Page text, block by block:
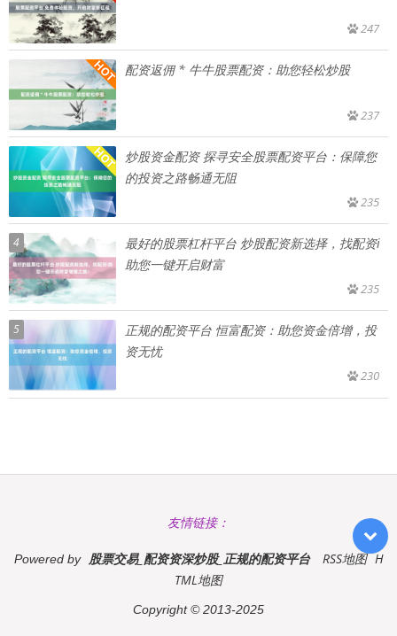
247
配资返佣 * 牛牛股票配资：助您轻松炒股
237
炒股资金配资 探寻安全股票配资平台：保障您
的投资之路畅通无阻
235
4
最好的股票杠杆平台 炒股配资新选择，找配资i
助您一键开启财富
235
5
正规的配资平台 恒富配资：助您资金倍增，投
资无忧
230
友情链接：
Powered by 股票交易_配资资深炒股_正规的配资平台 RSS地图 H
TML地图
Copyright© 2013-2025